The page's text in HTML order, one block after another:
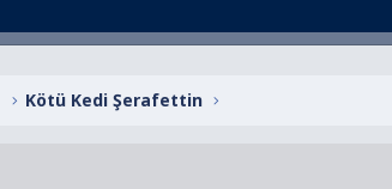
Kötü Kedi Şerafettin